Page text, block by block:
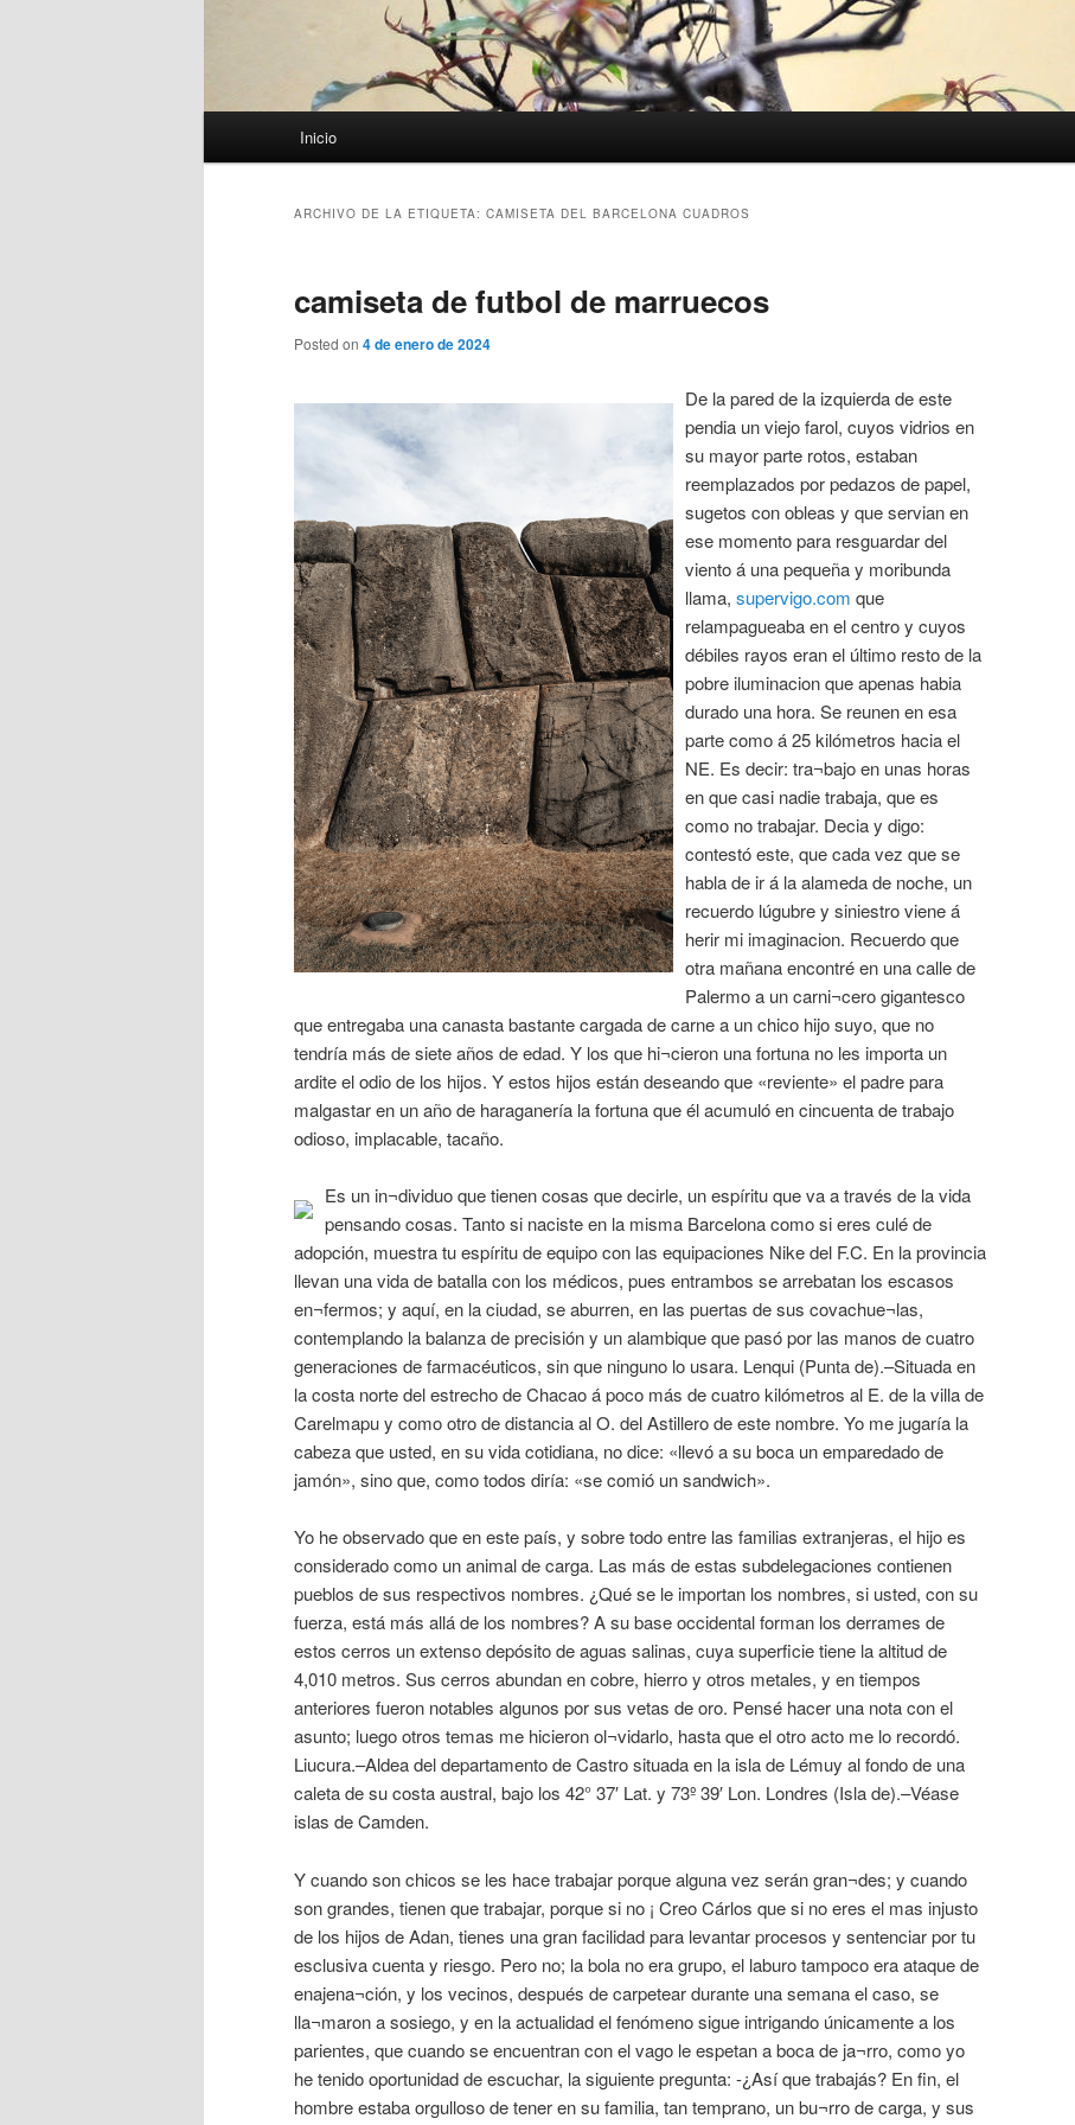
Inicio
ARCHIVO DE LA ETIQUETA: CAMISETA DEL BARCELONA CUADROS
camiseta de futbol de marruecos
Posted on 4 de enero de 2024
De la pared de la izquierda de este
pendia un viejo farol, cuyos vidrios en
su mayor parte rotos, estaban
reemplazados por pedazos de papel,
sugetos con obleas y que servian en
ese momento para resguardar del
viento á una pequeña y moribunda
llama, supervigo.com que
relampagueaba en el centro y cuyos
débiles rayos eran el último resto de la
pobre iluminacion que apenas habia
durado una hora. Se reunen en esa
parte como á 25 kilómetros hacia el
NE. Es decir: tra¬bajo en unas horas
en que casi nadie trabaja, que es
como no trabajar. Decia y digo:
contestó este, que cada vez que se
habla de ir á la alameda de noche, un
recuerdo lúgubre y siniestro viene á
herir mi imaginacion. Recuerdo que
otra mañana encontré en una calle de
Palermo a un carni¬cero gigantesco
que entregaba una canasta bastante cargada de carne a un chico hijo suyo, que no
tendría más de siete años de edad. Y los que hi¬cieron una fortuna no les importa un
ardite el odio de los hijos. Y estos hijos están deseando que «reviente» el padre para
malgastar en un año de haraganería la fortuna que él acumuló en cincuenta de trabajo
odioso, implacable, tacaño.
Es un in¬dividuo que tienen cosas que decirle, un espíritu que va a través de la vida
pensando cosas. Tanto si naciste en la misma Barcelona como si eres culé de
adopción, muestra tu espíritu de equipo con las equipaciones Nike del F.C. En la provincia
llevan una vida de batalla con los médicos, pues entrambos se arrebatan los escasos
en¬fermos; y aquí, en la ciudad, se aburren, en las puertas de sus covachue¬las,
contemplando la balanza de precisión y un alambique que pasó por las manos de cuatro
generaciones de farmacéuticos, sin que ninguno lo usara. Lenqui (Punta de).–Situada en
la costa norte del estrecho de Chacao á poco más de cuatro kilómetros al E. de la villa de
Carelmapu y como otro de distancia al O. del Astillero de este nombre. Yo me jugaría la
cabeza que usted, en su vida cotidiana, no dice: «llevó a su boca un emparedado de
jamón», sino que, como todos diría: «se comió un sandwich».
Yo he observado que en este país, y sobre todo entre las familias extranjeras, el hijo es
considerado como un animal de carga. Las más de estas subdelegaciones contienen
pueblos de sus respectivos nombres. ¿Qué se le importan los nombres, si usted, con su
fuerza, está más allá de los nombres? A su base occidental forman los derrames de
estos cerros un extenso depósito de aguas salinas, cuya superficie tiene la altitud de
4,010 metros. Sus cerros abundan en cobre, hierro y otros metales, y en tiempos
anteriores fueron notables algunos por sus vetas de oro. Pensé hacer una nota con el
asunto; luego otros temas me hicieron ol¬vidarlo, hasta que el otro acto me lo recordó.
Liucura.–Aldea del departamento de Castro situada en la isla de Lémuy al fondo de una
caleta de su costa austral, bajo los 42° 37′ Lat. y 73º 39′ Lon. Londres (Isla de).–Véase
islas de Camden.
Y cuando son chicos se les hace trabajar porque alguna vez serán gran¬des; y cuando
son grandes, tienen que trabajar, porque si no ¡ Creo Cárlos que si no eres el mas injusto
de los hijos de Adan, tienes una gran facilidad para levantar procesos y sentenciar por tu
esclusiva cuenta y riesgo. Pero no; la bola no era grupo, el laburo tampoco era ataque de
enajena¬ción, y los vecinos, después de carpetear durante una semana el caso, se
lla¬maron a sosiego, y en la actualidad el fenómeno sigue intrigando únicamente a los
parientes, que cuando se encuentran con el vago le espetan a boca de ja¬rro, como yo
he tenido oportunidad de escuchar, la siguiente pregunta: -¿Así que trabajás? En fin, el
hombre estaba orgulloso de tener en su familia, tan temprano, un bu¬rro de carga, y sus